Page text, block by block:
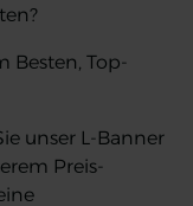
Besten, Top-
unser L-Banner
Preis-